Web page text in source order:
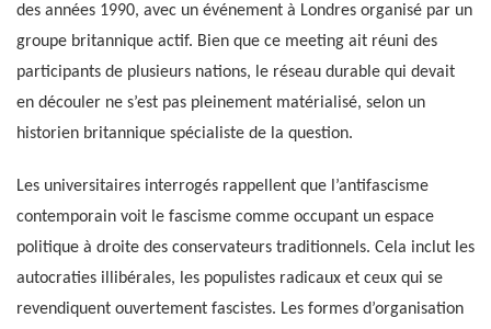
des années 1990, avec un événement à Londres organisé par un
groupe britannique actif. Bien que ce meeting ait réuni des
participants de plusieurs nations, le réseau durable qui devait
en découler ne s’est pas pleinement matérialisé, selon un
historien britannique spécialiste de la question.
Les universitaires interrogés rappellent que l’antifascisme
contemporain voit le fascisme comme occupant un espace
politique à droite des conservateurs traditionnels. Cela inclut les
autocraties illibérales, les populistes radicaux et ceux qui se
revendiquent ouvertement fascistes. Les formes d’organisation